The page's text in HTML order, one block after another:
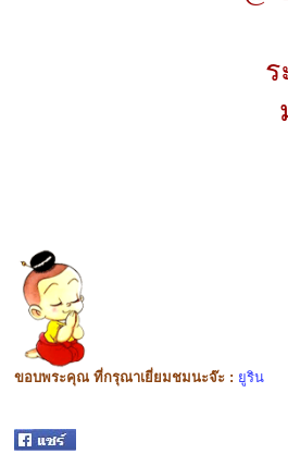
ขอบพระคุณ ที่กรุณาเยี่ยมชมนะจ๊ะ : ยูริน